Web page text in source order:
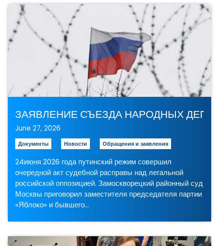
June 27, 2026
Документы Новости Обращения и заявления
24июня 2026 года путинский режим совершил
очередной акт судебной расправы над легальной
российской оппозицией. Замоскворецкий районный суд
Москвы приговорил заместителя председателя партии
«Яблоко» и бывшего…